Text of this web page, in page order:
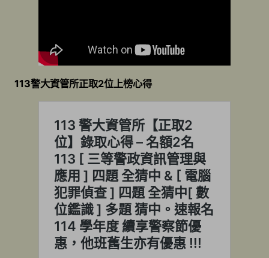
113警大資管所正取2位上榜心得